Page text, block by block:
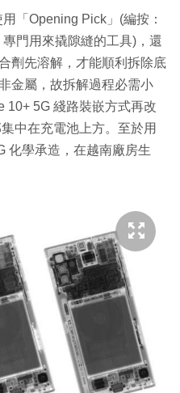
「Opening Pick」(編按：
門用來撬隙縫的工具)，還
劑先溶解，才能順利拆除底
金屬，故拆解過程必需小
10+ 5G 綫路裝嵌方式再改
中在充電池上方。至於用
化學承造，在越南廠房生